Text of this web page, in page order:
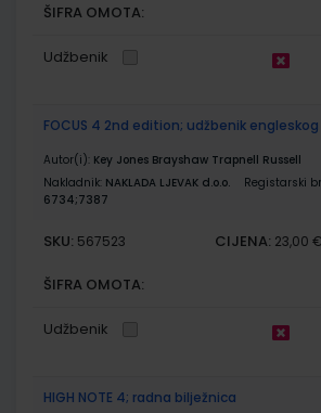
ŠIFRA OMOTA:
Udžbenik
FOCUS 4 2nd edition; udžbenik
Autor(i): Key Jones Brayshaw Trapnell Russell
Nakladnik: NAKLADA LJEVAK d.o.o.
Registarski
6734;7387
SKU: 567523 CIJENA: 23,00 €
ŠIFRA OMOTA:
Udžbenik
HIGH NOTE 4; radna bilježnica